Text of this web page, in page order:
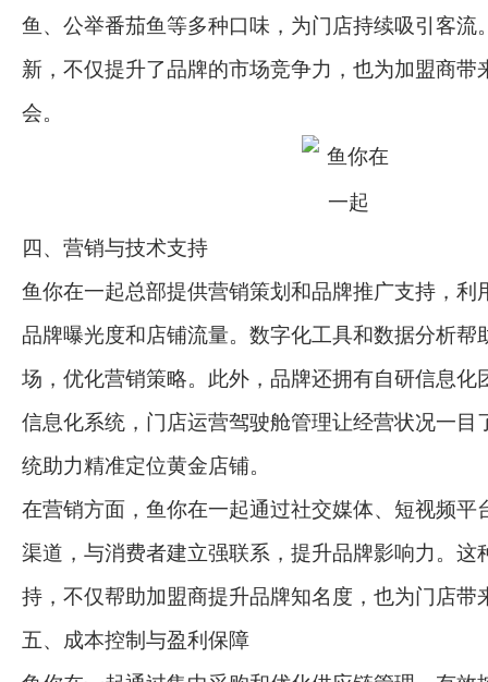
鱼、公举番茄鱼等多种口味，为门店持续吸引客流
新，不仅提升了品牌的市场竞争力，也为加盟商带
会。
四、营销与技术支持
鱼你在一起总部提供营销策划和品牌推广支持，利
品牌曝光度和店铺流量。数字化工具和数据分析帮
场，优化营销策略。此外，品牌还拥有自研信息化
信息化系统，门店运营驾驶舱管理让经营状况一目
统助力精准定位黄金店铺。
在营销方面，鱼你在一起通过社交媒体、短视频平
渠道，与消费者建立强联系，提升品牌影响力。这
持，不仅帮助加盟商提升品牌知名度，也为门店带
五、成本控制与盈利保障